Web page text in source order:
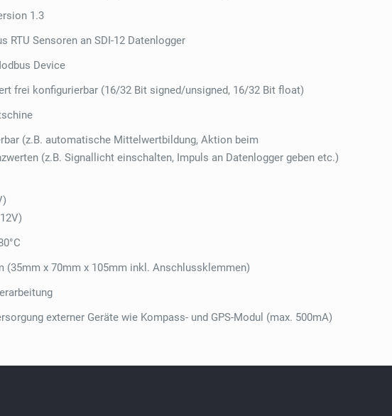
1.3
RTU Sensoren an SDI-12 Datenlogger
Device
frei konfigurierbar (16/32 Bit signed/unsigned, 16/32 Bit float)
(z.B. automatische Mittelwertbildung, Aktion beim
(z.B. Signallicht einschalten, Impuls an Datenlogger geben etc.)
(35mm x 70mm x 105mm inkl. Anschlussklemmen)
externer Geräte wie Kompass- und GPS-Modul (max. 500mA)